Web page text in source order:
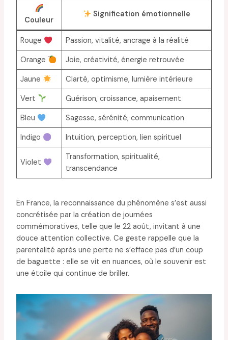
Couleur
Signification émotionnelle
Rouge
Passion, vitalité, ancrage à la réalité
Orange
Joie, créativité, énergie retrouvée
Jaune
Clarté, optimisme, lumière intérieure
Vert
Guérison, croissance, apaisement
Bleu
Sagesse, sérénité, communication
Indigo
Intuition, perception, lien spirituel
Violet
Transformation, spiritualité,
transcendance
En France, la reconnaissance du phénomène s’est aussi
concrétisée par la création de journées
commémoratives, telle que le 22 août, invitant à une
douce attention collective. Ce geste rappelle que la
parentalité après une perte ne s’efface pas d’un coup
de baguette : elle se vit en nuances, où le souvenir est
une étoile qui continue de briller.